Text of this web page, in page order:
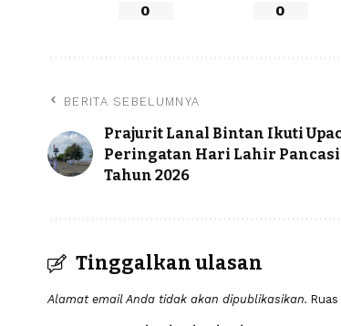
0 0
BERITA SEBELUMNYA
Prajurit Lanal Bintan Ikuti
Peringatan Hari Lahir
Tahun 2026
Tinggalkan ulasan
Alamat email Anda tidak akan dipublikasikan.